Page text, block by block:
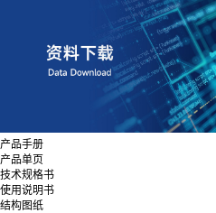
产品手册
产品单页
技术规格书
使用说明书
结构图纸